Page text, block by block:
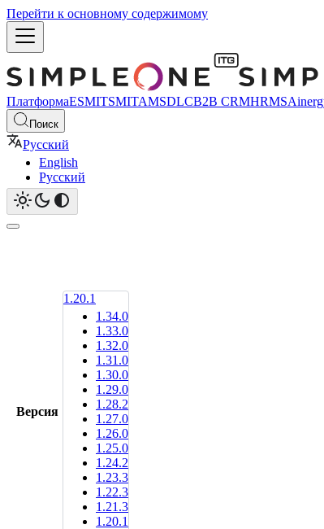
Перейти к основному содержимому
ПлатформаESMITSMITAMSDLCB2B CRMHRMS
Поиск
Русский
English
Русский
Версия
1.20.1
1.34.0
1.33.0
1.32.0
1.31.0
1.30.0
1.29.0
1.28.2
1.27.0
1.26.0
1.25.0
1.24.2
1.23.3
1.22.3
1.21.3
1.20.1